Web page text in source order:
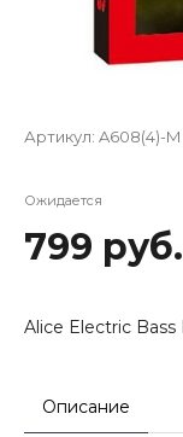
Артикул: A608(4)-M
Ожидается
799 руб.
Alice Electric
Описание